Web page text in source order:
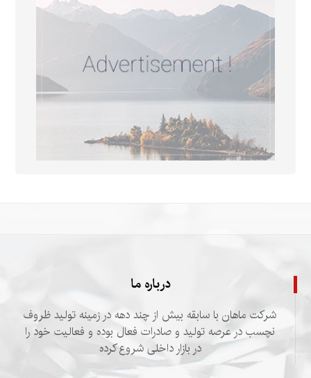
درباره ما
شرکت ماهان با سابقه بیش از چند دهه در زمینه تولید ظروف
نچسب در عرصه تولید و صادرات فعال بوده و فعالیت خود را
در بازار داخلی شروع کرده